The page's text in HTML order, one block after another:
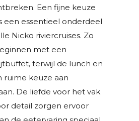
Een fijne keuze
een essentieel onderdeel
Nicko riviercruises. Zo
met een
terwijl de lunch en
ruime keuze aan
De liefde voor het vak
detail zorgen ervoor